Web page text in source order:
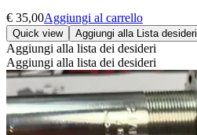
€ 35,00Aggiungi al carrello
Quick view Aggiungi alla Lista desideri
Aggiungi alla lista dei desideri
Aggiungi alla lista dei desideri